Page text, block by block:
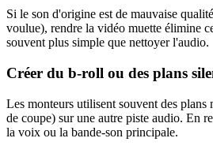
Si le son d'origine est de mauvaise
voulue), rendre la vidéo muette élimine
souvent plus simple que nettoyer l'audio.
Créer du b-roll ou des plans
Les monteurs utilisent souvent des plans
de coupe) sur une autre piste audio. En
la voix ou la bande-son principale.